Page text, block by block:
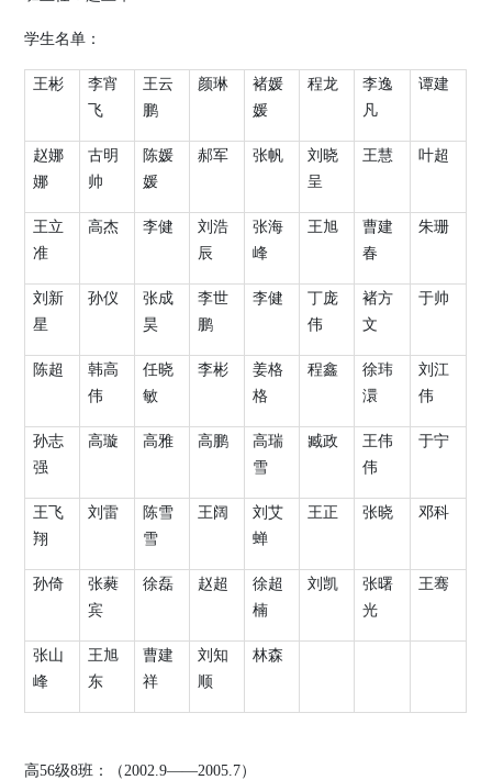
学生名单：
王彬
李宵
飞
王云
鹏
颜琳
褚媛
媛
程龙
李逸
凡
谭建
赵娜
娜
古明
帅
陈媛
媛
郝军 张帆
刘晓
呈
王慧 叶超
王立
准
高杰 李健
刘浩
辰
张海
峰
王旭
曹建
春
朱珊
刘新
星
孙仪
张成
昊
李世
鹏
李健
丁庞
伟
褚方
文
于帅
陈超
韩高
伟
任晓
敏
李彬
姜格
格
程鑫
徐玮
澴
刘江
伟
孙志
强
高璇 高雅 高鹏
高瑞
雪
臧政
王伟
伟
于宁
王飞
翔
刘雷
陈雪
雪
王阔
刘艾
蝉
王正 张晓 邓科
孙倚
张蕤
宾
徐磊 赵超
徐超
楠
刘凯
张曙
光
王骞
张山
峰
王旭
东
曹建
祥
刘知
顺
林森
高56级8班：（2002.9——2005.7）